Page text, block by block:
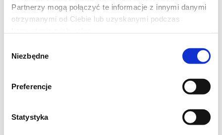
Partnerzy mogą połączyć te informacje z innymi danymi
otrzymanymi od Ciebie lub uzyskanymi podczas
zgody
Niezbędne
Preferencje
Statystyka